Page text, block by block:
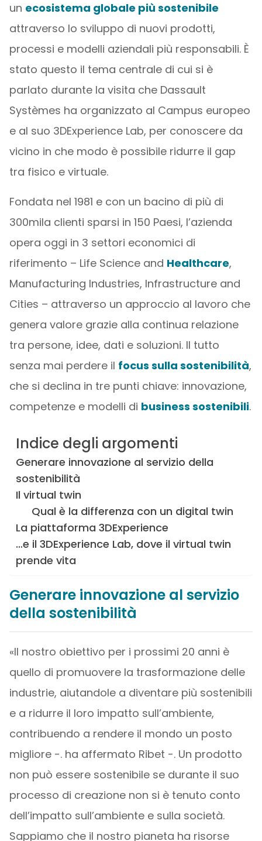
un ecosistema globale più sostenibile
attraverso lo sviluppo di nuovi prodotti,
processi e modelli aziendali più responsabili. È
stato questo il tema centrale di cui si è
parlato durante la visita che Dassault
Systèmes ha organizzato al Campus europeo
e al suo 3DExperience Lab, per conoscere da
vicino in che modo è possibile ridurre il gap
tra fisico e virtuale.
Fondata nel 1981 e con un bacino di più di
300mila clienti sparsi in 150 Paesi, l’azienda
opera oggi in 3 settori economici di
riferimento – Life Science and Healthcare,
Manufacturing Industries, Infrastructure and
Cities – attraverso un approccio al lavoro che
genera valore grazie alla continua relazione
tra persone, idee, dati e soluzioni. Il tutto
senza mai perdere il focus sulla sostenibilità,
che si declina in tre punti chiave: innovazione,
competenze e modelli di business sostenibili.
Indice degli argomenti
Generare innovazione al servizio della
sostenibilità
Il virtual twin
Qual è la differenza con un digital twin
La piattaforma 3DExperience
…e il 3DExperience Lab, dove il virtual twin
prende vita
Generare innovazione al servizio
della sostenibilità
«Il nostro obiettivo per i prossimi 20 anni è
quello di promuovere la trasformazione delle
industrie, aiutandole a diventare più sostenibili
e a ridurre il loro impatto sull’ambiente,
contribuendo a rendere il mondo un posto
migliore -. ha affermato Ribet -. Un prodotto
non può essere sostenibile se durante il suo
processo di creazione non si è tenuto conto
dell’impatto sull’ambiente e sulla società.
Sappiamo che il nostro pianeta ha risorse